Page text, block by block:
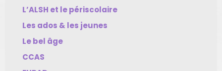
L’ALSH et le périscolaire
Les ados & les jeunes
Le bel âge
CCAS